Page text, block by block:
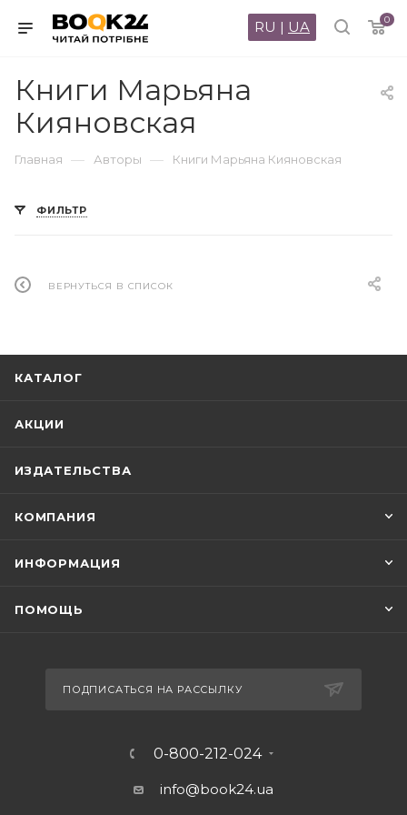
0
RU | UA
Книги Марьяна
Кияновская
Главная — Авторы — Книги Марьяна Кияновская
ФИЛЬТР
ВЕРНУТЬСЯ В СПИСОК
КАТАЛОГ
АКЦИИ
ИЗДАТЕЛЬСТВА
КОМПАНИЯ
ИНФОРМАЦИЯ
ПОМОЩЬ
ПОДПИСАТЬСЯ НА РАССЫЛКУ
0-800-212-024
info@book24.ua